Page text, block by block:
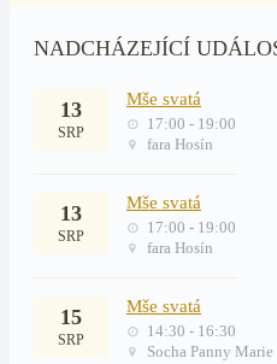
NADCHÁZEJÍCÍ
13
SRP
Mše svatá
17:00 - 19:00
fara Hosín
13
SRP
Mše svatá
17:00 - 19:00
fara Hosín
15
SRP
Mše svatá
14:30 - 16:30
Socha Panny